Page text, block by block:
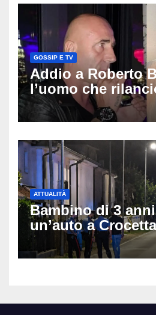
GOSSIP E TV
Addio a Roberto
l’uomo che
e Villa delle Rose:
anni
ATTUALITÀ
Bambino di 3
un’auto a
Montello: è
trasportato in